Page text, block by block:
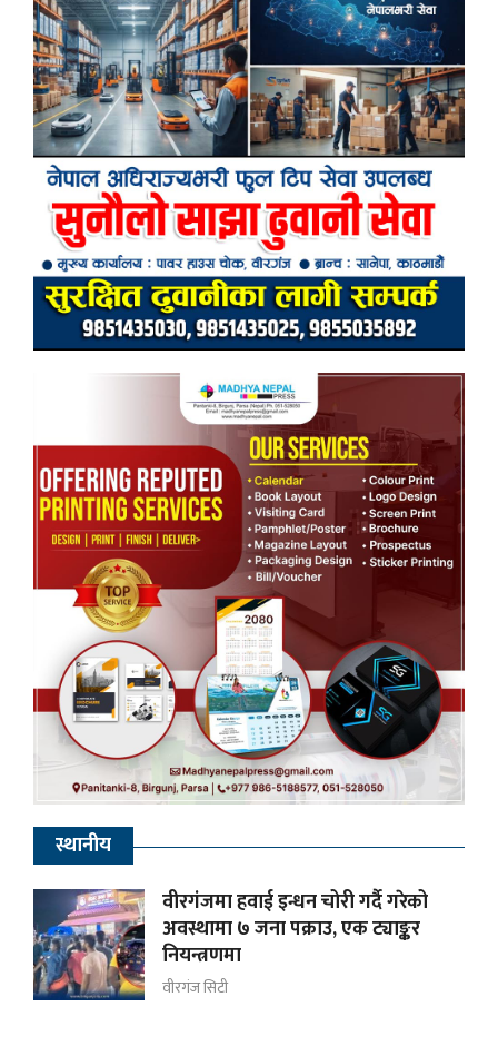
स्थानीय
वीरगंजमा हवाई इन्धन चोरी गर्दै गरेको
अवस्थामा ७ जना पक्राउ, एक ट्याङ्कर
नियन्त्रणमा
वीरगंज सिटी